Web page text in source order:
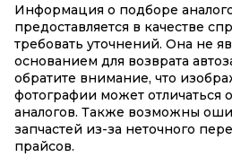
Информация о подборе
предоставляется в качестве
требовать уточнений. Она не
основанием для возврата
обратите внимание, что
фотографии может отличаться
аналогов. Также возможны
запчастей из-за неточного
прайсов.